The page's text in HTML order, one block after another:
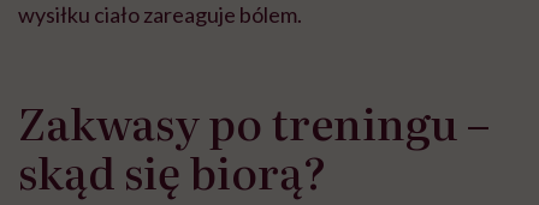
wysiłku ciało zareaguje bólem.
Zakwasy po treningu –
skąd się biorą?